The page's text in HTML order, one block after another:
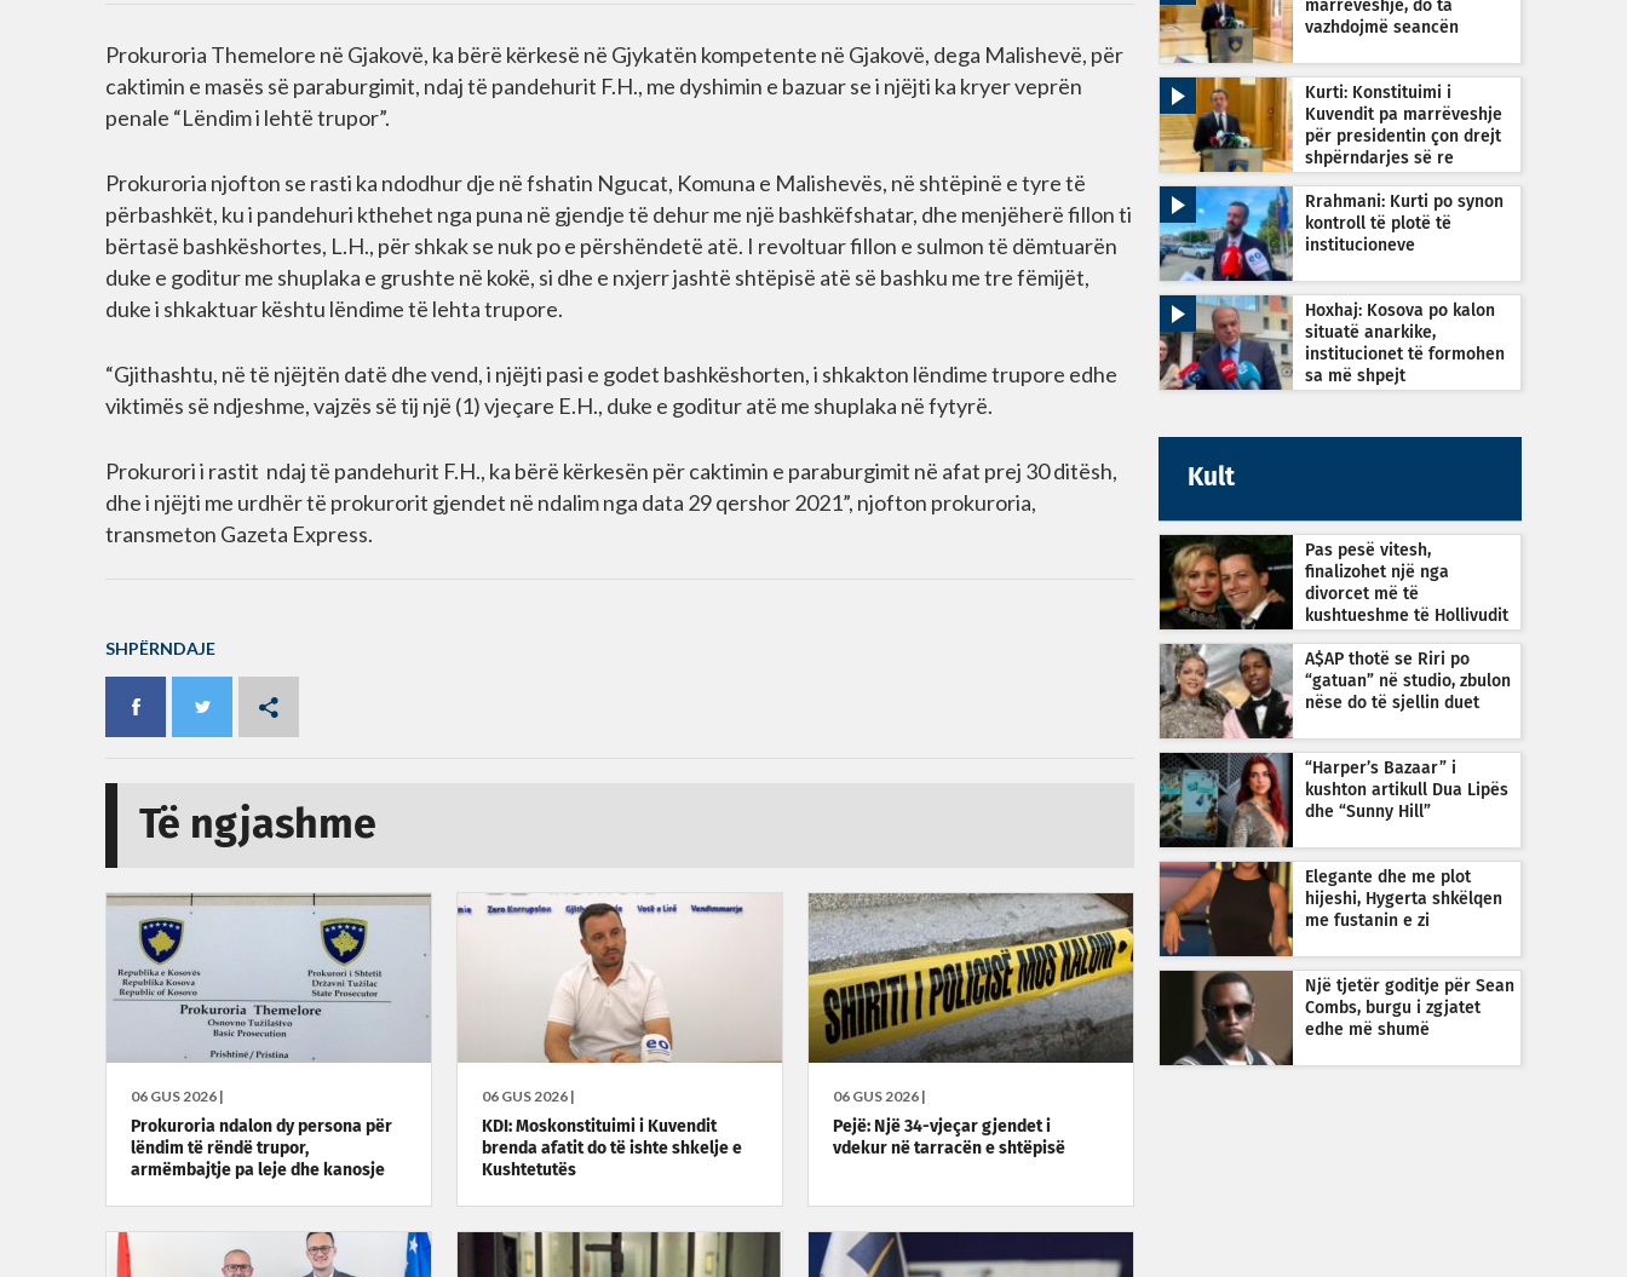
Prokuroria Themelore në Gjakovë, ka bërë kërkesë në Gjykatën kompetente në Gjakovë, dega Malishevë, për
caktimin e masës së paraburgimit, ndaj të pandehurit F.H., me dyshimin e bazuar se i njëjti ka kryer veprën
penale “Lëndim i lehtë trupor”.
Prokuroria njofton se rasti ka ndodhur dje në fshatin Ngucat, Komuna e Malishevës, në shtëpinë e tyre të
përbashkët, ku i pandehuri kthehet nga puna në gjendje të dehur me një bashkëfshatar, dhe menjëherë fillon ti
bërtasë bashkëshortes, L.H., për shkak se nuk po e përshëndetë atë. I revoltuar fillon e sulmon të dëmtuarën
duke e goditur me shuplaka e grushte në kokë, si dhe e nxjerr jashtë shtëpisë atë së bashku me tre fëmijët,
duke i shkaktuar kështu lëndime të lehta trupore.
“Gjithashtu, në të njëjtën datë dhe vend, i njëjti pasi e godet bashkëshorten, i shkakton lëndime trupore edhe
viktimës së ndjeshme, vajzës së tij një (1) vjeçare E.H., duke e goditur atë me shuplaka në fytyrë.
Prokurori i rastit ndaj të pandehurit F.H., ka bërë kërkesën për caktimin e paraburgimit në afat prej 30 ditësh,
dhe i njëjti me urdhër të prokurorit gjendet në ndalim nga data 29 qershor 2021”, njofton prokuroria,
transmeton Gazeta Express.
SHPËRNDAJE
Të ngjashme
06 GUS 2026 |
Prokuroria ndalon dy persona për
lëndim të rëndë trupor,
armëmbajtje pa leje dhe kanosje
06 GUS 2026 |
KDI: Moskonstituimi i Kuvendit
brenda afatit do të ishte shkelje e
Kushtetutës
06 GUS 2026 |
Pejë: Një 34-vjeçar gjendet i
vdekur në tarracën e shtëpisë
marrëveshje, do ta
vazhdojmë seancën
Kurti: Konstituimi i
Kuvendit pa marrëveshje
për presidentin çon drejt
shpërndarjes së re
Rrahmani: Kurti po synon
kontroll të plotë të
institucioneve
Hoxhaj: Kosova po kalon
situatë anarkike,
institucionet të formohen
sa më shpejt
Kult
Pas pesë vitesh,
finalizohet një nga
divorcet më të
kushtueshme të Hollivudit
A$AP thotë se Riri po
“gatuan” në studio, zbulon
nëse do të sjellin duet
“Harper’s Bazaar” i
kushton artikull Dua Lipës
dhe “Sunny Hill”
Elegante dhe me plot
hijeshi, Hygerta shkëlqen
me fustanin e zi
Një tjetër goditje për Sean
Combs, burgu i zgjatet
edhe më shumë